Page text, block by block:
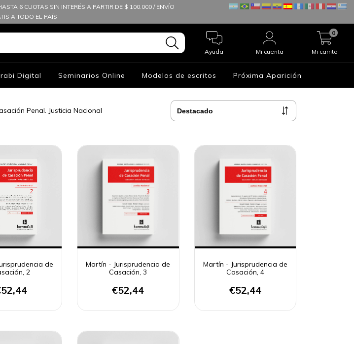
6 CUOTAS SIN INTERÉS A PARTIR DE $ 100.000 / ENVÍO
A TODO EL PAÍS
Ayuda Mi cuenta Mi carrito
0
Digital Seminarios Online Modelos de escritos Próxima Aparición
Penal. Justicia Nacional
de
2
Martín - Jurisprudencia de
Casación, 3
€52,44
Martín - Jurisprudencia de
Casación, 4
€52,44